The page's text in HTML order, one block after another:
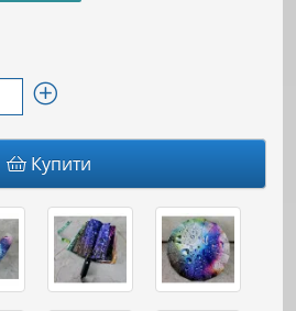
Купити